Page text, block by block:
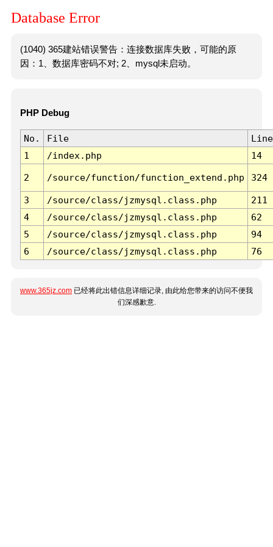
Database Error
(1040) 365建站错误警告：连接数据库失败，可能的原
因：1、数据库密码不对; 2、mysql未启动。
PHP Debug
No. File
Line
1
/index.php 14
2 /source/function/function_extend.php 324
3 /source/class/jzmysql.class.php
211
4
/source/class/jzmysql.class.php
62
5
/source/class/jzmysql.class.php
94
6
/source/class/jzmysql.class.php 76
www.365jz.com 已经将此出错信息详细记录, 由此给您带来的访问不便我
们深感歉意.